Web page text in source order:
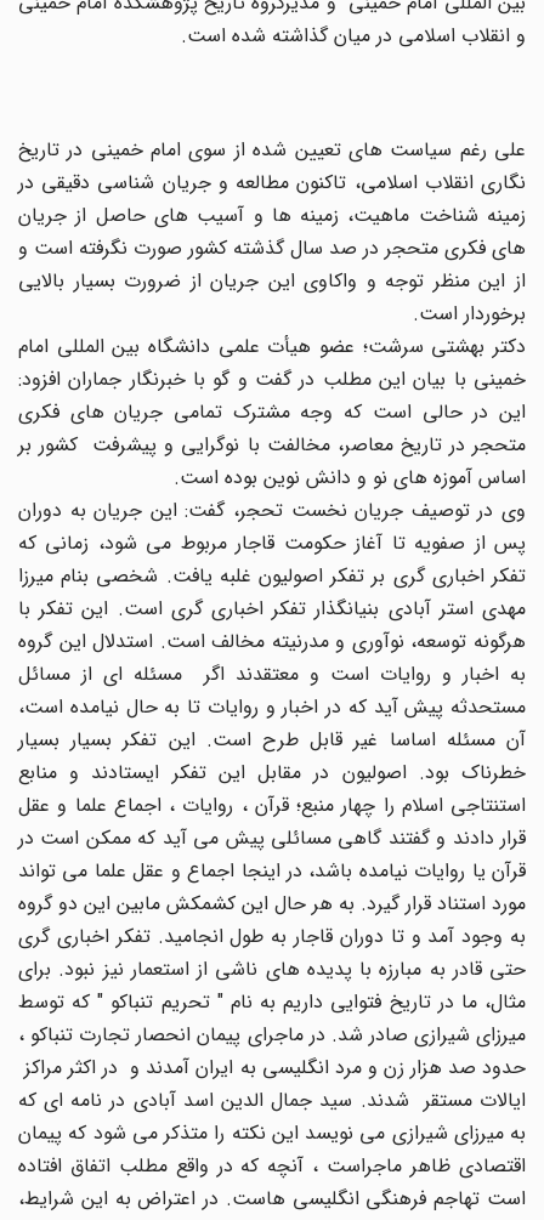
و انقلاب اسلامی در میان گذاشته شده است.
علی رغم سیاست های تعیین شده از سوی امام خمینی در تاریخ
نگاری انقلاب اسلامی، تاکنون مطالعه و جریان شناسی دقیقی در
زمینه شناخت ماهیت، زمینه ها و آسیب های حاصل از جریان
های فکری متحجر در صد سال گذشته کشور صورت نگرفته است و
از این منظر توجه و واکاوی این جریان از ضرورت بسیار بالایی
برخوردار است.
دکتر بهشتی سرشت؛ عضو هیأت علمی دانشگاه بین المللی امام
خمینی با بیان این مطلب در گفت و گو با خبرنگار جماران افزود:
این در حالی است که وجه مشترک تمامی جریان های فکری
متحجر در تاریخ معاصر، مخالفت با نوگرایی و پیشرفت کشور بر
اساس آموزه های نو و دانش نوین بوده است.
وی در توصیف جریان نخست تحجر، گفت: این جریان به دوران
پس از صفویه تا آغاز حکومت قاجار مربوط می شود، زمانی که
تفکر اخباری گری بر تفکر اصولیون غلبه یافت. شخصی بنام میرزا
مهدی استر آبادی بنیانگذار تفکر اخباری گری است. این تفکر با
هرگونه توسعه، نوآوری و مدرنیته مخالف است. استدلال این گروه
به اخبار و روایات است و معتقدند اگر مسئله ای از مسائل
مستحدثه پیش آید که در اخبار و روایات تا به حال نیامده است،
آن مسئله اساسا غیر قابل طرح است. این تفکر بسیار بسیار
خطرناک بود. اصولیون در مقابل این تفکر ایستادند و منابع
استنتاجی اسلام را چهار منبع؛ قرآن ، روایات ، اجماع علما و عقل
قرار دادند و گفتند گاهی مسائلی پیش می آید که ممکن است در
قرآن یا روایات نیامده باشد، در اینجا اجماع و عقل علما می تواند
مورد استناد قرار گیرد. به هر حال این کشمکش مابین این دو گروه
به وجود آمد و تا دوران قاجار به طول انجامید. تفکر اخباری گری
حتی قادر به مبارزه با پدیده های ناشی از استعمار نیز نبود. برای
مثال، ما در تاریخ فتوایی داریم به نام " تحریم تنباکو " که توسط
میرزای شیرازی صادر شد. در ماجرای پیمان انحصار تجارت تنباکو ،
حدود صد هزار زن و مرد انگلیسی به ایران آمدند و در اکثر مراکز
ایالات مستقر شدند. سید جمال الدین اسد آبادی در نامه ای که
به میرزای شیرازی می نویسد این نکته را متذکر می شود که پیمان
اقتصادی ظاهر ماجراست ، آنچه که در واقع مطلب اتفاق افتاده
است تهاجم فرهنگی انگلیسی هاست. در اعتراض به این شرایط،